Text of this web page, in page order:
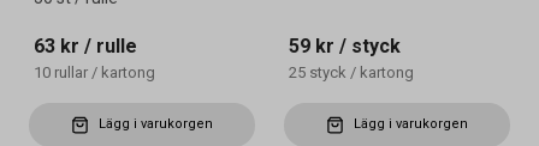
63 kr / rulle
10 rullar / kartong
Lägg i varukorgen
59 kr / styck
25 styck / kartong
Lägg i varukorgen